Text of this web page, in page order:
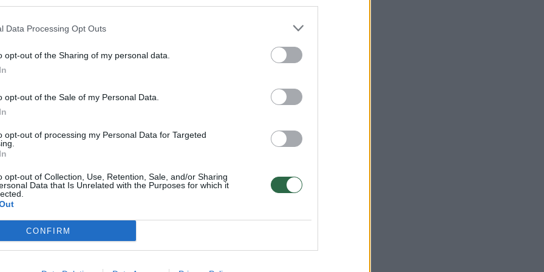
Data Processing Opt Outs
opt-out of the Sharing of my personal data.
opt-out of the Sale of my Personal Data.
opt-out of processing my Personal Data for Targeted
opt-out of Collection, Use, Retention, Sale, and/or Sharing
Data that Is Unrelated with the Purposes for which it
CONFIRM
visų laikų katinių gyvūnų. Turėjo
kaklą, ilgas iltis. Nasruose
viršutines iltis su smulkiais
galūnės masyvesnės nei dabartinių
nebuvo greiti bėgikai, tačiau galėjo